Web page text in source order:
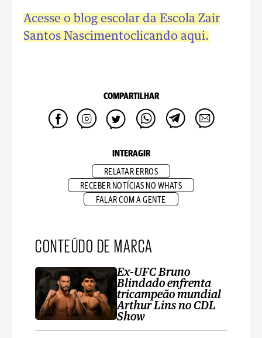
Acesse o blog escolar da Escola Zair
Santos Nascimentoclicando aqui.
COMPARTILHAR
INTERAGIR
RELATAR ERROS
RECEBER NOTÍCIAS NO WHATS
FALAR COM A GENTE
CONTEÚDO DE MARCA
Ex-UFC Bruno
Blindado enfrenta
tricampeão mundial
Arthur Lins no CDL
Show